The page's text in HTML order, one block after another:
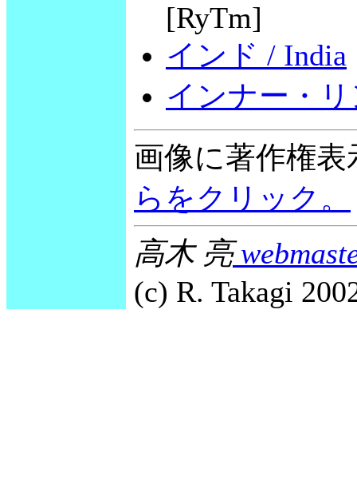
[RyTm]
インド / India
インナー・リ
画像に著作権
らをクリック。
高木 亮
(c) R. Takagi